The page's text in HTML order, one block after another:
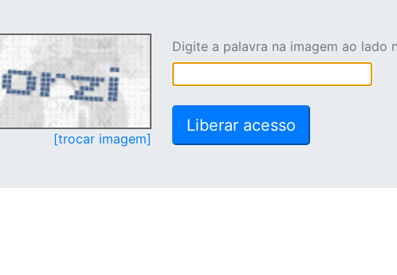
[trocar imagem]
Digite a palavra na imagem ao lado